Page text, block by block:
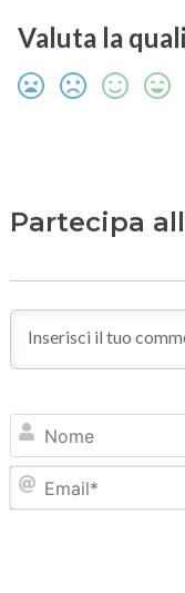
Valuta la
Partecipa